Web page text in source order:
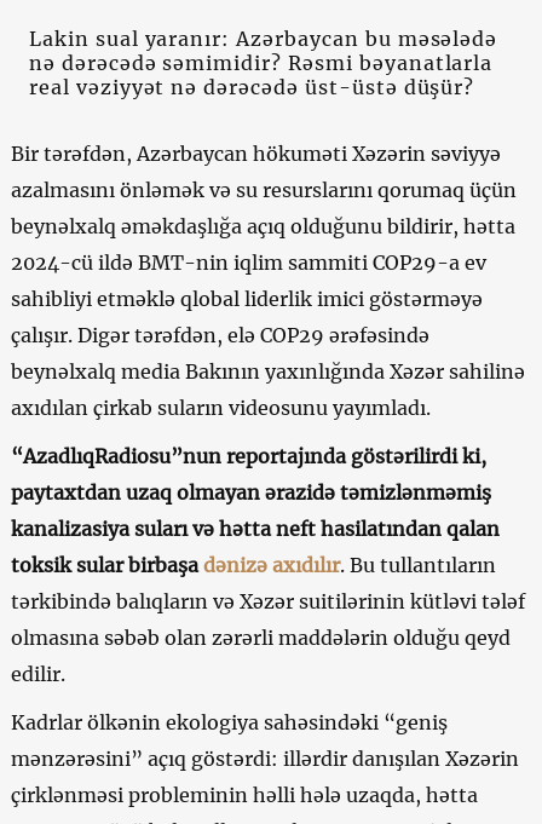
Lakin sual yaranır: Azərbaycan bu məsələdə
nə dərəcədə səmimidir? Rəsmi bəyanatlarla
real vəziyyət nə dərəcədə üst-üstə düşür?
Bir tərəfdən, Azərbaycan hökuməti Xəzərin səviyyə
azalmasını önləmək və su resurslarını qorumaq üçün
beynəlxalq əməkdaşlığa açıq olduğunu bildirir, hətta
2024-cü ildə BMT-nin iqlim sammiti COP29-a ev
sahibliyi etməklə qlobal liderlik imici göstərməyə
çalışır. Digər tərəfdən, elə COP29 ərəfəsində
beynəlxalq media Bakının yaxınlığında Xəzər sahilinə
axıdılan çirkab suların videosunu yayımladı.
“AzadlıqRadiosu”nun reportajında göstərilirdi ki,
paytaxtdan uzaq olmayan ərazidə təmizlənməmiş
kanalizasiya suları və hətta neft hasilatından qalan
toksik sular birbaşadənizə axıdılır. Bu tullantıların
tərkibində balıqların və Xəzər suitilərinin kütləvi tələf
olmasına səbəb olan zərərli maddələrin olduğu qeyd
edilir.
Kadrlar ölkənin ekologiya sahəsindəki “geniş
mənzərəsini” açıq göstərdi: illərdir danışılan Xəzərin
çirklənməsi probleminin həlli hələ uzaqda, hətta